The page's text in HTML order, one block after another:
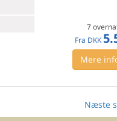
7
Fra DKK
Mere
Næste